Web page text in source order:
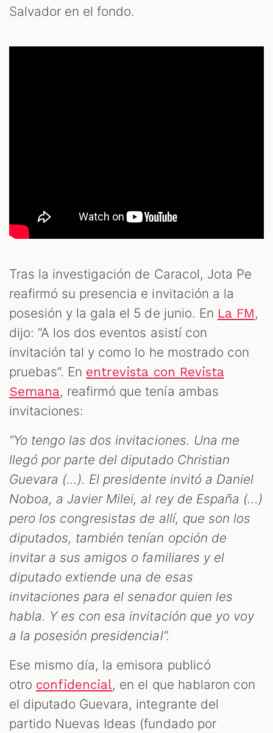
Salvador en el fondo.
Tras la investigación de Caracol, Jota Pe
reafirmó su presencia e invitación a la
posesión y la gala el 5 de junio. En La FM,
dijo: “A los dos eventos asistí con
invitación tal y como lo he mostrado con
pruebas”. En entrevista con Revista
Semana, reafirmó que tenía ambas
invitaciones:
“Yo tengo las dos invitaciones. Una me
llegó por parte del diputado Christian
Guevara (...). El presidente invitó a Daniel
Noboa, a Javier Milei, al rey de España (...)
pero los congresistas de allí, que son los
diputados, también tenían opción de
invitar a sus amigos o familiares y el
diputado extiende una de esas
invitaciones para el senador quien les
habla. Y es con esa invitación que yo voy
a la posesión presidencial”.
Ese mismo día, la emisora publicó
otro confidencial, en el que hablaron con
el diputado Guevara, integrante del
partido Nuevas Ideas (fundado por